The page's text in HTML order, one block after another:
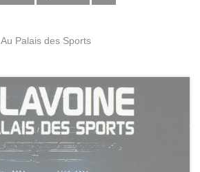
Au Palais des Sports